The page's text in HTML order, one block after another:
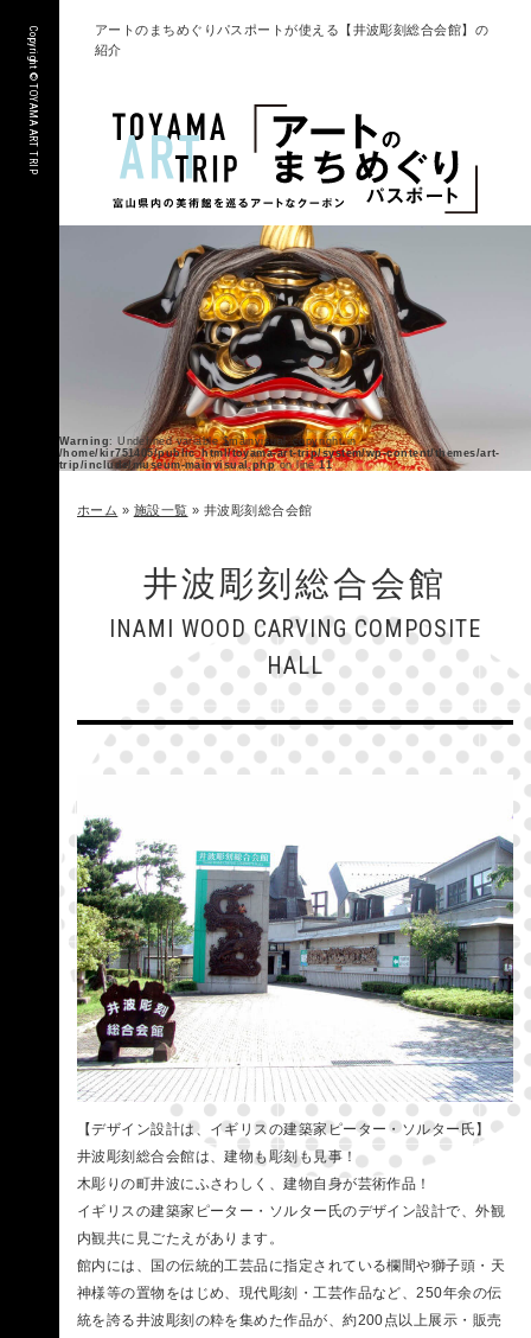
アートのまちめぐりパスポートが使える【井波彫刻総合会館】の
紹介
Warning: Undefined variable $mainvisual_copyright in
/home/kir751405/public_html/toyama-art-trip/system/wp-content/themes/art-
trip/include/museum-mainvisual.phpon line11
ホーム » 施設一覧 » 井波彫刻総合会館
井波彫刻総合会館
INAMI WOOD CARVING COMPOSITE
HALL
【デザイン設計は、イギリスの建築家ピーター・ソルター氏】
井波彫刻総合会館は、建物も彫刻も見事！
木彫りの町井波にふさわしく、建物自身が芸術作品！
イギリスの建築家ピーター・ソルター氏のデザイン設計で、外観
内観共に見ごたえがあります。
館内には、国の伝統的工芸品に指定されている欄間や獅子頭・天
神様等の置物をはじめ、現代彫刻・工芸作品など、250年余の伝
統を誇る井波彫刻の粋を集めた作品が、約200点以上展示・販売
Copyright © TOYAMA ART TRIP